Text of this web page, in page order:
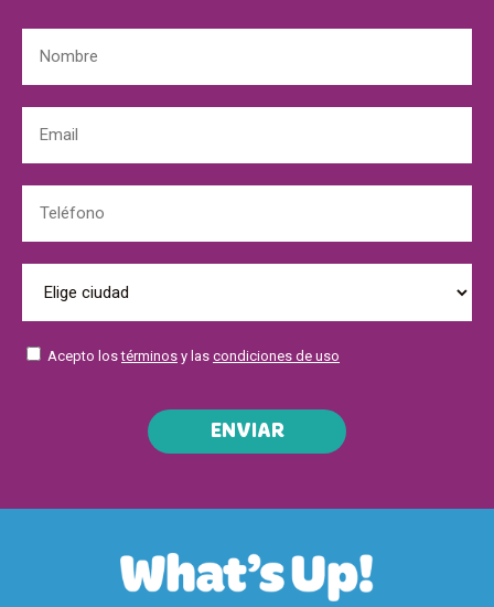
Acepto lostérminos y las condiciones de uso
ENVIAR